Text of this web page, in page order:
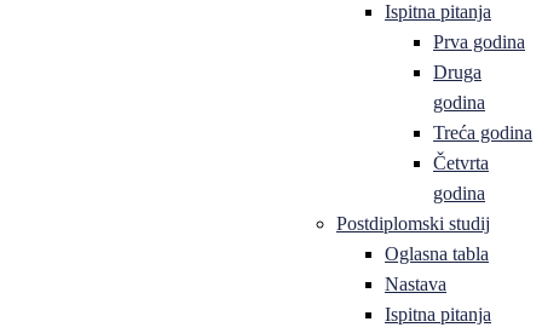
Ispitna pitanja
Prva godina
Druga
godina
Treća godina
Četvrta
godina
Postdiplomski studij
Oglasna tabla
Nastava
Ispitna pitanja